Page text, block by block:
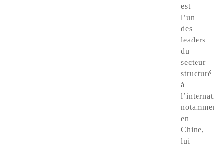
est
l’un
des
leaders
du
secteur
structuré
à
notamment
en
Chine,
lui